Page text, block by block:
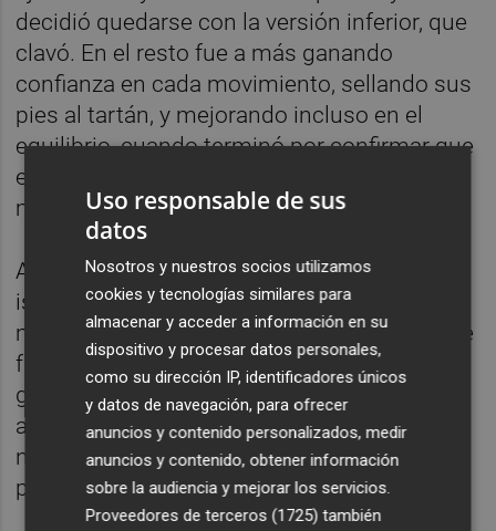
decidió quedarse con la versión inferior, que
clavó. En el resto fue a más ganando
confianza en cada movimiento, sellando sus
pies al tartán, y mejorando incluso en el
equilibrio, cuando terminó por confirmar que
era uno de los grandes candidatos a
medalla.
Acto seguido a su ejercicio fue el turno del
israelí Dolgoypat, cuya ejecución no fue ni
mejor ni peor que la de Zapata, simplemente
fue catalogada por los jueces con idénticos
guarismos. Hubo dos decisiones más
ajustadas y Ray no tuvo otra que encajar la
nota de su rival, que pasaba a colocarse
primero de forma provisional.
Uso responsable de sus
datos
Nosotros y nuestros socios utilizamos
cookies y tecnologías similares para
almacenar y acceder a información en su
dispositivo y procesar datos personales,
como su dirección IP, identificadores únicos
y datos de navegación, para ofrecer
anuncios y contenido personalizados, medir
anuncios y contenido, obtener información
sobre la audiencia y mejorar los servicios.
Proveedores de terceros (1725) también